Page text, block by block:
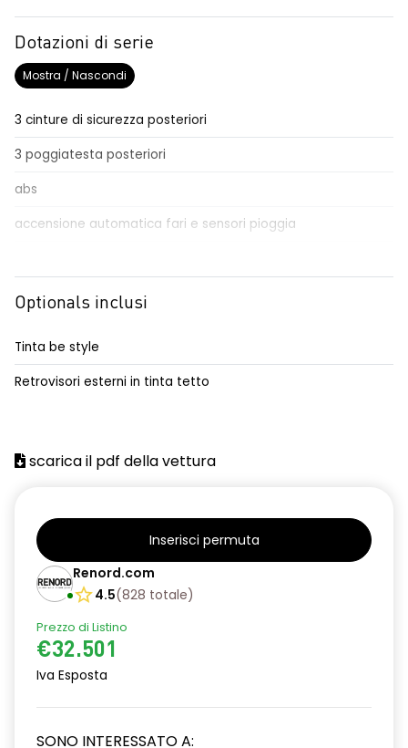
Dotazioni di serie
Mostra / Nascondi
3 cinture di sicurezza posteriori
3 poggiatesta posteriori
abs
accensione automatica fari e sensori pioggia
airbag frontale conducente e passeggero
alzacristalli posteriori elettrici impulsionali
azacristalli anteriori elettrici e impulsionali
cerchi in lega da 18''
climatizzatore automatico
criterio tecnico per tetto panoramico
design cerchi in lega da 18'' diamantati black hole
disattivazione ADAS
distance warning avviso distanza di sicurezza
doppio fondo bagagliaio
Optionals inclusi
Tinta be style
Retrovisori esterni in tinta tetto
scarica il pdf della vettura
Inserisci permuta
Renord.com
4.5(828 totale)
Prezzo di Listino
€32.501
Iva Esposta
SONO INTERESSATO A: